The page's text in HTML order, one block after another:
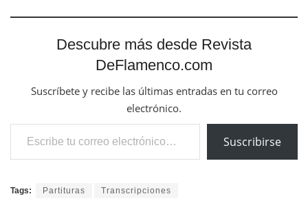
Descubre más desde Revista
DeFlamenco.com
Suscríbete y recibe las últimas entradas en tu correo
electrónico.
Escribe tu correo electrónico…
Suscribirse
Tags: Partituras Transcripciones